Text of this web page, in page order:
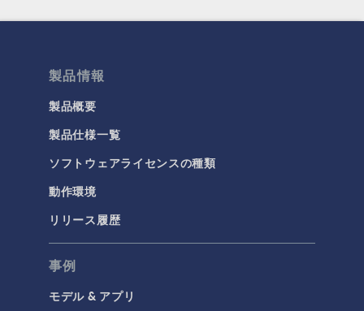
製品情報
製品概要
製品仕様一覧
ソフトウェアライセンスの種類
動作環境
リリース履歴
事例
モデル & アプリ